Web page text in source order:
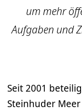
um mehr
Aufgaben und
Seit 2001
Steinhuder